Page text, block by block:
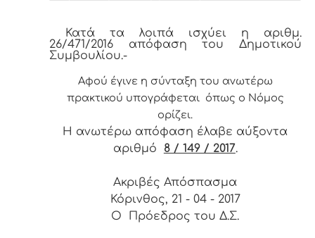
Κατά τα λοιπά ισχύει η αριθμ.
26/471/2016 απόφαση του Δημοτικού
Συμβουλίου.-
Αφού έγινε η σύνταξη του ανωτέρω
πρακτικού υπογράφεται όπως ο Νόμος
ορίζει.
Η ανωτέρω απόφαση έλαβε αύξοντα
αριθμό 8 / 149 / 2017.
Ακριβές Απόσπασμα
Κόρινθος, 21 - 04 - 2017
Ο Πρόεδρος του Δ.Σ.